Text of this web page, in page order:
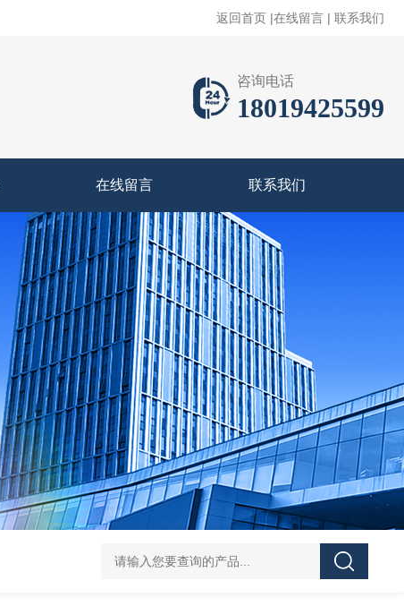
返回首页 |在线留言 | 联系我们
咨询电话
18019425599
在线留言 联系我们
GammaVision伽马能谱分析软件 GammaVision报告生成器